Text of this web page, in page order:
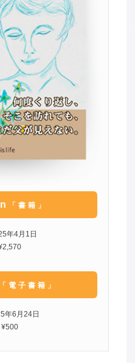
「書籍」
年4月1日
「電子書籍」
年6月24日
¥500